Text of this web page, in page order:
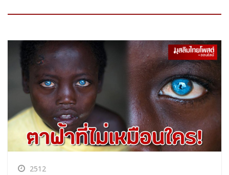
2512